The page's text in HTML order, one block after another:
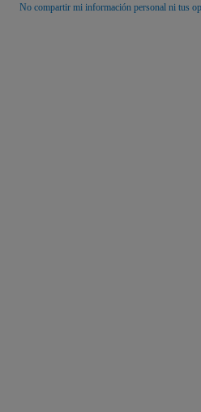
No compartir mi información personal ni tus